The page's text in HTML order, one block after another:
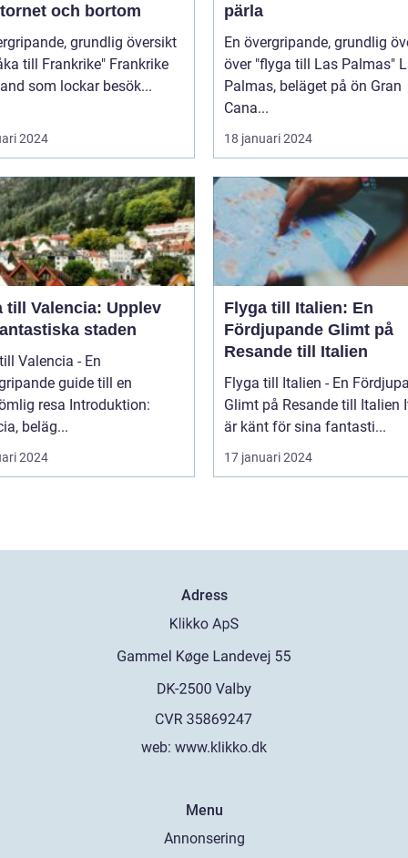
och bortom
grundlig översikt
till Frankrike" Frankrike
som lockar besök...
2024
pärla
En övergripande, grundlig
över "flyga till Las Palmas" Las
Palmas, beläget på ön Gran
Cana...
18 januari 2024
till Valencia: Upplev
staden
Valencia - En
guide till en
Introduktion:
beläg...
2024
Flyga till Italien: En
Fördjupande Glimt på
Resande till Italien
Flyga till Italien - En
Glimt på Resande till Italien Italien
är känt för sina fantasti...
17 januari 2024
Adress
web: www.klikko.dk
Menu
Annonsering